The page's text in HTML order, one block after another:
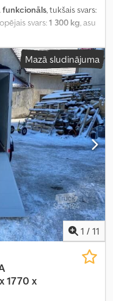
funkcionāls, tukšais svars:
svars:1 300 kg, asu
augstums:1 970 mm,
2 050 mm, kopējais
, riepas izmērs:165R13,
bremze:bremzēta
Mazā sludinājuma
1 / 11
1770 x